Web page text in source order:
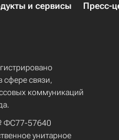
и сервисы Пресс-
сфере связи,
коммуникаций
ФС77-57640
унитарное